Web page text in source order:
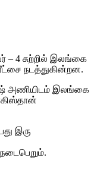
– 4 சுற்றில் இலங்கை
நடத்துகின்றன.
அணியிடம் இலங்கை
இரு